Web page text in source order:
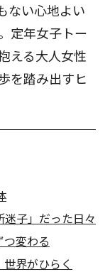
ない心地よい
定年女子トー
える大人女性
を踏み出すヒ
子」だった日々
変わる
界がひらく